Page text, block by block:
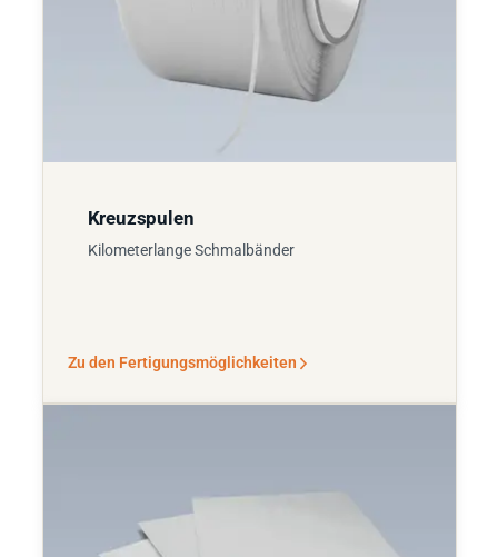
Kreuzspulen
Kilometerlange Schmalbänder
Zu den Fertigungsmöglichkeiten